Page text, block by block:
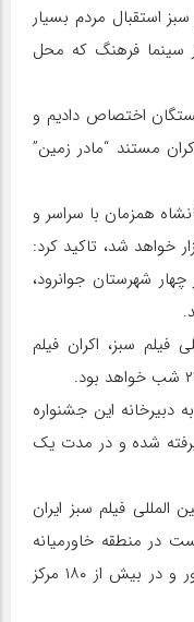
استقبال مردم بسیار
و حدود ۳۰۰ تا ۴۰۰ نفر در سینما فرهنگ که محل
اختصاص دادیم و
مستند “مادر زمین”
همزمان با سراسر و
خواهد شد، تاکید کرد:
شهرستان جوانرود،
فیلم سبز، اکران فیلم
دبیرخانه این جشنواره
شده که حدود ۴۰۰ اثر پذیرفته شده و در مدت یک
فیلم سبز ایران
در منطقه خاورمیانه
است که بصورت همزمان در سراسر کشور و در بیش از ۱۸۰ مرکز